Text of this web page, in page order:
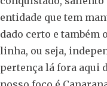
entidade que tem
dado certo e também
linha, ou seja,
pertença lá fora aqui